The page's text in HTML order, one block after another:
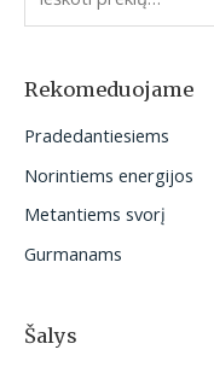
o
:
Rekomeduojame
Pradedantiesiems
Norintiems energijos
Metantiems svorį
Gurmanams
Šalys